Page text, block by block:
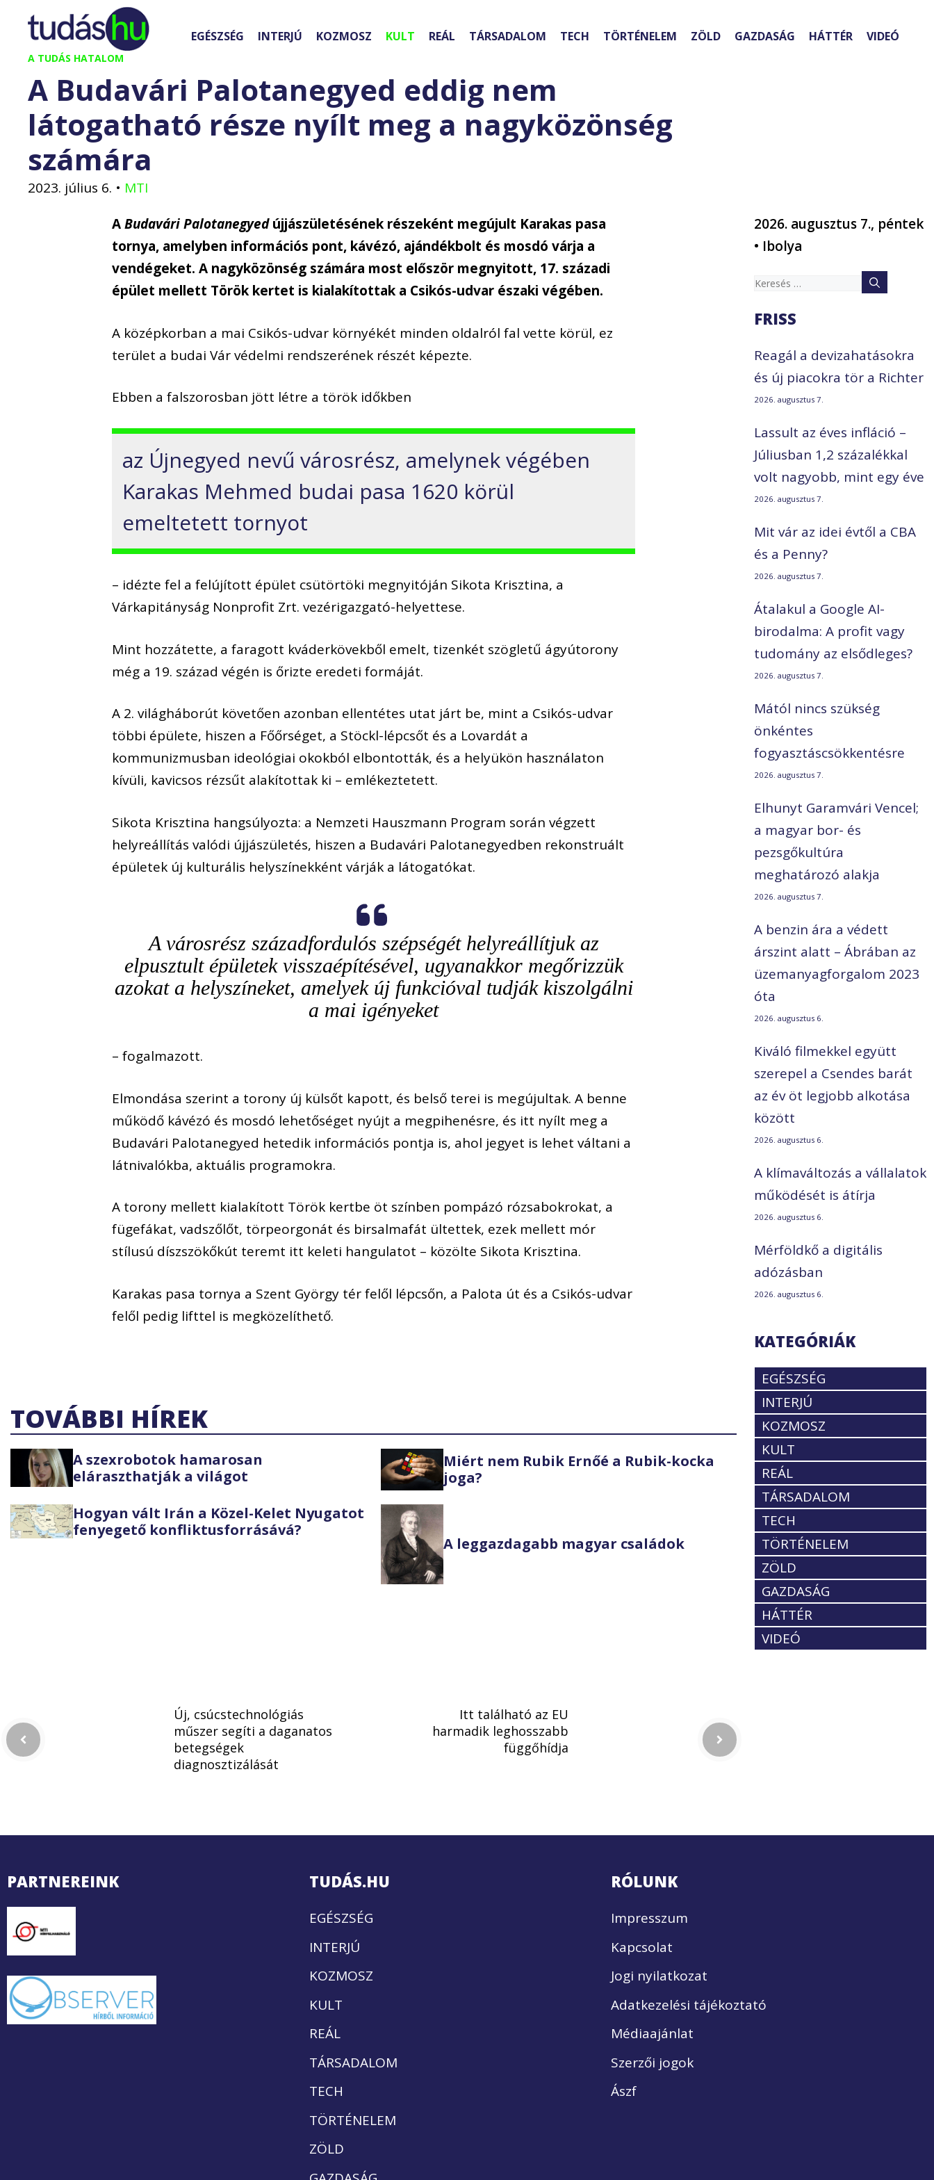
Kilépés
tartalomba
A TUDÁS HATALOM
EGÉSZSÉG INTERJÚ KOZMOSZ KULT REÁL TÁRSADALOM TECH TÖRTÉNELEM ZÖLD GAZDASÁG HÁTTÉR VIDEÓ
A Budavári Palotanegyed eddig nem
látogatható része nyílt meg a nagyközönség
számára
2023. július 6. • MTI
ABudavári Palotanegyedújjászületésének részeként megújult Karakas pasa
tornya, amelyben információs pont, kávézó, ajándékbolt és mosdó várja a
vendégeket. A nagyközönség számára most először megnyitott, 17. századi
épület mellett Török kertet is kialakítottak a Csikós-udvar északi végében.
A középkorban a mai Csikós-udvar környékét minden oldalról fal vette körül, ez
terület a budai Vár védelmi rendszerének részét képezte.
Ebben a falszorosban jött létre a török időkben
az Újnegyed nevű városrész, amelynek végében
Karakas Mehmed budai pasa 1620 körül
emeltetett tornyot
– idézte fel a felújított épület csütörtöki megnyitóján Sikota Krisztina, a
Várkapitányság Nonprofit Zrt. vezérigazgató-helyettese.
Mint hozzátette, a faragott kváderkövekből emelt, tizenkét szögletű ágyútorony
még a 19. század végén is őrizte eredeti formáját.
A 2. világháborút követően azonban ellentétes utat járt be, mint a Csikós-udvar
többi épülete, hiszen a Főőrséget, a Stöckl-lépcsőt és a Lovardát a
kommunizmusban ideológiai okokból elbontották, és a helyükön használaton
kívüli, kavicsos rézsűt alakítottak ki – emlékeztetett.
Sikota Krisztina hangsúlyozta: a Nemzeti Hauszmann Program során végzett
helyreállítás valódi újjászületés, hiszen a Budavári Palotanegyedben rekonstruált
épületek új kulturális helyszínekként várják a látogatókat.
A városrész századfordulós szépségét helyreállítjuk az
elpusztult épületek visszaépítésével, ugyanakkor megőrizzük
azokat a helyszíneket, amelyek új funkcióval tudják kiszolgálni
a mai igényeket
– fogalmazott.
Elmondása szerint a torony új külsőt kapott, és belső terei is megújultak. A benne
működő kávézó és mosdó lehetőséget nyújt a megpihenésre, és itt nyílt meg a
Budavári Palotanegyed hetedik információs pontja is, ahol jegyet is lehet váltani a
látnivalókba, aktuális programokra.
A torony mellett kialakított Török kertbe öt színben pompázó rózsabokrokat, a
fügefákat, vadszőlőt, törpeorgonát és birsalmafát ültettek, ezek mellett mór
stílusú díszszökőkút teremt itt keleti hangulatot – közölte Sikota Krisztina.
Karakas pasa tornya a Szent György tér felől lépcsőn, a Palota út és a Csikós-udvar
felől pedig lifttel is megközelíthető.
TOVÁBBI HÍREK
A szexrobotok hamarosan
eláraszthatják a világot
Miért nem Rubik Ernőé a Rubik-kocka
joga?
Hogyan vált Irán a Közel-Kelet Nyugatot
fenyegető konfliktusforrásává?
A leggazdagabb magyar családok
2026. augusztus 7., péntek
• Ibolya
Keresés:
FRISS
Reagál a devizahatásokra
és új piacokra tör a Richter
2026. augusztus 7.
Lassult az éves infláció –
Júliusban 1,2 százalékkal
volt nagyobb, mint egy éve
2026. augusztus 7.
Mit vár az idei évtől a CBA
és a Penny?
2026. augusztus 7.
Átalakul a Google AI-
birodalma: A profit vagy
tudomány az elsődleges?
2026. augusztus 7.
Mától nincs szükség
önkéntes
fogyasztáscsökkentésre
2026. augusztus 7.
Elhunyt Garamvári Vencel;
a magyar bor- és
pezsgőkultúra
meghatározó alakja
2026. augusztus 7.
A benzin ára a védett
árszint alatt – Ábrában az
üzemanyagforgalom 2023
óta
2026. augusztus 6.
Kiváló filmekkel együtt
szerepel a Csendes barát
az év öt legjobb alkotása
között
2026. augusztus 6.
A klímaváltozás a vállalatok
működését is átírja
2026. augusztus 6.
Mérföldkő a digitális
adózásban
2026. augusztus 6.
KATEGÓRIÁK
EGÉSZSÉG
INTERJÚ
KOZMOSZ
KULT
REÁL
TÁRSADALOM
TECH
TÖRTÉNELEM
ZÖLD
GAZDASÁG
HÁTTÉR
VIDEÓ
Új, csúcstechnológiás
műszer segíti a daganatos
betegségek
diagnosztizálását
Itt található az EU
harmadik leghosszabb
függőhídja
PARTNEREINK TUDÁS.HU
EGÉSZSÉG
INTERJÚ
KOZMOSZ
KULT
REÁL
TÁRSADALOM
TECH
TÖRTÉNELEM
ZÖLD
RÓLUNK
Impresszum
Kapcsolat
Jogi nyilatkozat
Adatkezelési tájékoztató
Médiaajánlat
Szerzői jogok
Ászf